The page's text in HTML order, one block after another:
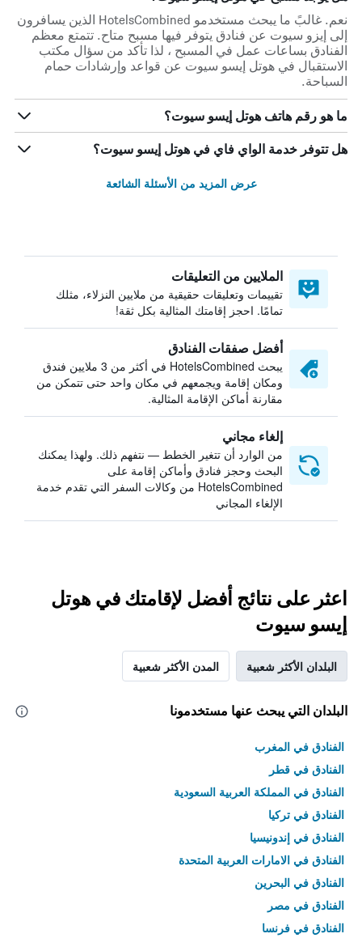
نعم. غالبً ما يبحث مستخدمو HotelsCombined الذين يسافرون
إلى إيزو سيوت عن فنادق يتوفر فيها مسبح متاح. تتمتع معظم
الفنادق بساعات عمل في المسبح ، لذا تأكد من سؤال مكتب
الاستقبال في هوتل إيسو سيوت عن قواعد وإرشادات حمام
السباحة.
ما هو رقم هاتف هوتل إيسو سيوت؟
هل تتوفر خدمة الواي فاي في هوتل إيسو سيوت؟
عرض المزيد من الأسئلة الشائعة
الملايين من التعليقات
تقييمات وتعليقات حقيقية من ملايين النزلاء، مثلك
تمامًا. احجز إقامتك المثالية بكل ثقة!
أفضل صفقات الفنادق
يبحث HotelsCombined في أكثر من 3 ملايين فندق
ومكان إقامة ويجمعهم في مكان واحد حتى تتمكن من
مقارنة أماكن الإقامة المثالية.
إلغاء مجاني
من الوارد أن تتغير الخطط — نتفهم ذلك. ولهذا يمكنك
البحث وحجز فنادق وأماكن إقامة على
HotelsCombined من وكالات السفر التي تقدم خدمة
الإلغاء المجاني
اعثر على نتائج أفضل لإقامتك في هوتل
إيسو سيوت
البلدان الأكثر شعبية المدن الأكثر شعبية
البلدان التي يبحث عنها مستخدمونا
الفنادق في المغرب
الفنادق في قطر
الفنادق في المملكة العربية السعودية
الفنادق في تركيا
الفنادق في إندونيسيا
الفنادق في الامارات العربية المتحدة
الفنادق في البحرين
الفنادق في مصر
الفنادق في فرنسا